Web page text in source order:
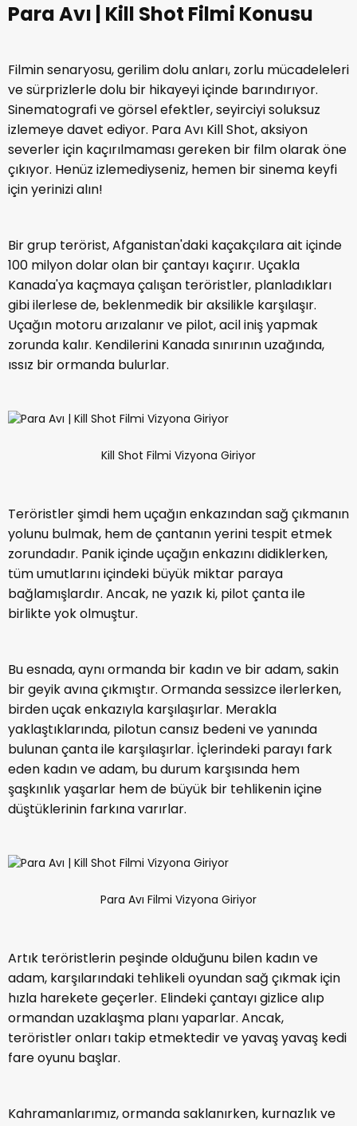
Para Avı | Kill Shot Filmi Konusu
Filmin senaryosu, gerilim dolu anları, zorlu mücadeleleri
ve sürprizlerle dolu bir hikayeyi içinde barındırıyor.
Sinematografi ve görsel efektler, seyirciyi soluksuz
izlemeye davet ediyor. Para Avı Kill Shot, aksiyon
severler için kaçırılmaması gereken bir film olarak öne
çıkıyor. Henüz izlemediyseniz, hemen bir sinema keyfi
için yerinizi alın!
Bir grup terörist, Afganistan'daki kaçakçılara ait içinde
100 milyon dolar olan bir çantayı kaçırır. Uçakla
Kanada'ya kaçmaya çalışan teröristler, planladıkları
gibi ilerlese de, beklenmedik bir aksilikle karşılaşır.
Uçağın motoru arızalanır ve pilot, acil iniş yapmak
zorunda kalır. Kendilerini Kanada sınırının uzağında,
ıssız bir ormanda bulurlar.
Kill Shot Filmi Vizyona Giriyor
Teröristler şimdi hem uçağın enkazından sağ çıkmanın
yolunu bulmak, hem de çantanın yerini tespit etmek
zorundadır. Panik içinde uçağın enkazını didiklerken,
tüm umutlarını içindeki büyük miktar paraya
bağlamışlardır. Ancak, ne yazık ki, pilot çanta ile
birlikte yok olmuştur.
Bu esnada, aynı ormanda bir kadın ve bir adam, sakin
bir geyik avına çıkmıştır. Ormanda sessizce ilerlerken,
birden uçak enkazıyla karşılaşırlar. Merakla
yaklaştıklarında, pilotun cansız bedeni ve yanında
bulunan çanta ile karşılaşırlar. İçlerindeki parayı fark
eden kadın ve adam, bu durum karşısında hem
şaşkınlık yaşarlar hem de büyük bir tehlikenin içine
düştüklerinin farkına varırlar.
Para Avı Filmi Vizyona Giriyor
Artık teröristlerin peşinde olduğunu bilen kadın ve
adam, karşılarındaki tehlikeli oyundan sağ çıkmak için
hızla harekete geçerler. Elindeki çantayı gizlice alıp
ormandan uzaklaşma planı yaparlar. Ancak,
teröristler onları takip etmektedir ve yavaş yavaş kedi
fare oyunu başlar.
Kahramanlarımız, ormanda saklanırken, kurnazlık ve